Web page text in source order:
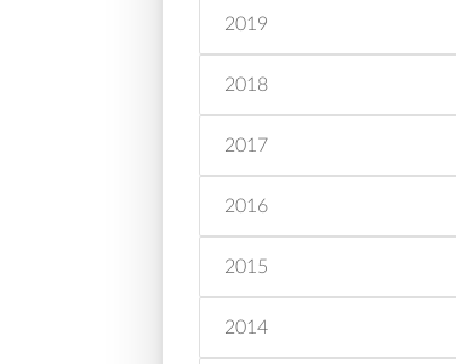
2019
2018
2017
2016
2015
2014